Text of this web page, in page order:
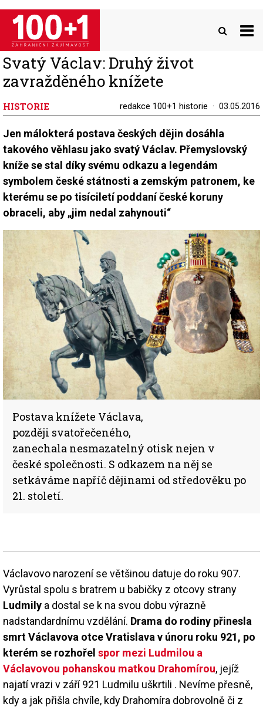
Přejít
hlavnímu
obsahu
Svatý Václav: Druhý život
zavražděného knížete
HISTORIE redakce 100+1 historie 03.05.2016
Jen málokterá postava českých dějin dosáhla
takového věhlasu jako svatý Václav. Přemyslovský
kníže se stal díky svému odkazu a legendám
symbolem české státnosti a zemským patronem, ke
kterému se po tisíciletí poddaní české koruny
obraceli, aby „jim nedal zahynouti“
Postava knížete Václava,
později svatořečeného,
zanechala nesmazatelný otisk nejen v
české společnosti. S odkazem na něj se
setkáváme napříč dějinami od středověku po
21. století.
Václavovo narození se většinou datuje do roku 907.
Vyrůstal spolu s bratrem u babičky z otcovy strany
Ludmily a dostal se k na svou dobu výrazně
nadstandardnímu vzdělání. Drama do rodiny přinesla
smrt Václavova otce Vratislava v únoru roku 921, po
kterém se rozhořel spor mezi Ludmilou a
Václavovou pohanskou matkou Drahomírou, jejíž
najatí vrazi v září 921 Ludmilu uškrtili . Nevíme přesně,
kdy a jak přišla chvíle, kdy Drahomíra dobrovolně či z